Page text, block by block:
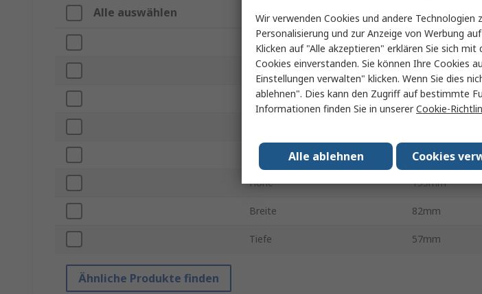
Alle auswählen Eigenschaft Wert
Marke Legrand
Produkt Typ
Farbe Schwarz
Anzahl der Ausbrüche 2
Höhe 155mm
Breite 82mm
Tiefe 57mm
Ähnliche Produkte finden
Wir verwenden Cookies und andere
Personalisierung und zur Anzeige von Werbung
Klicken auf "Alle akzeptieren" erklären Sie sich
Cookies einverstanden. Sie können Ihre Cookies
Einstellungen verwalten" klicken. Wenn Sie dies
ablehnen". Dies kann den Zugriff auf bestimmte
Informationen finden Sie in unsererCookie-
Cookies
Alle ablehnen